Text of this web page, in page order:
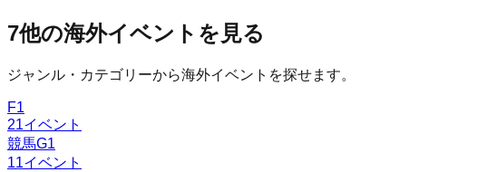
7他の海外イベントを見る
ジャンル・カテゴリーから海外イベントを探せます。
F1
21イベント
競馬G1
11イベント